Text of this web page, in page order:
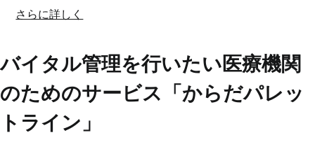
さらに詳しく
バイタル管理を行いたい医療機関
のためのサービス「からだパレッ
トライン」